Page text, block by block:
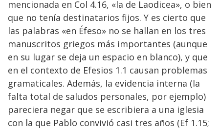
mencionada en Col 4.16, «la de Laodicea», o bien
que no tenía destinatarios fijos. Y es cierto que
las palabras «en Éfeso» no se hallan en los tres
manuscritos griegos más importantes (aunque
en su lugar se deja un espacio en blanco), y que
en el contexto de Efesios 1.1 causan problemas
gramaticales. Además, la evidencia interna (la
falta total de saludos personales, por ejemplo)
pareciera negar que se escribiera a una iglesia
con la que Pablo convivió casi tres años (Ef 1.15;